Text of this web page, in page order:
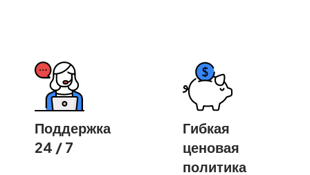
Поддержка
24 / 7
Гибкая
ценовая
политика